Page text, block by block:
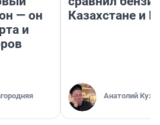
— он
и
Казахстане и
Анатолий